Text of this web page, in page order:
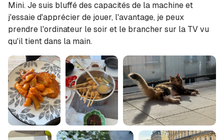
Mini. Je suis bluffé des capacités de la machine et
j'essaie d'apprécier de jouer, l'avantage, je peux
prendre l'ordinateur le soir et le brancher sur la TV vu
qu'il tient dans la main.